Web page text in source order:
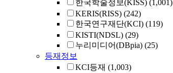
한국학술정보(KISS) (1,001)
KERIS(RISS) (242)
한국연구재단(KCI) (119)
KISTI(NDSL) (29)
누리미디어(DBpia) (25)
등재정보
KCI등재 (1,003)